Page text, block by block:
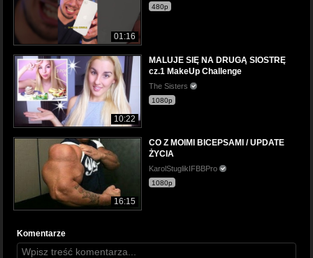
01:16
480p
10:22
MALUJE SIĘ NA DRUGĄ SIOSTRĘ
cz.1 MakeUp Challenge
The Sisters
1080p
16:15
CO Z MOIMI BICEPSAMI / UPDATE
ŻYCIA
KarolStuglikIFBBPro
1080p
Komentarze